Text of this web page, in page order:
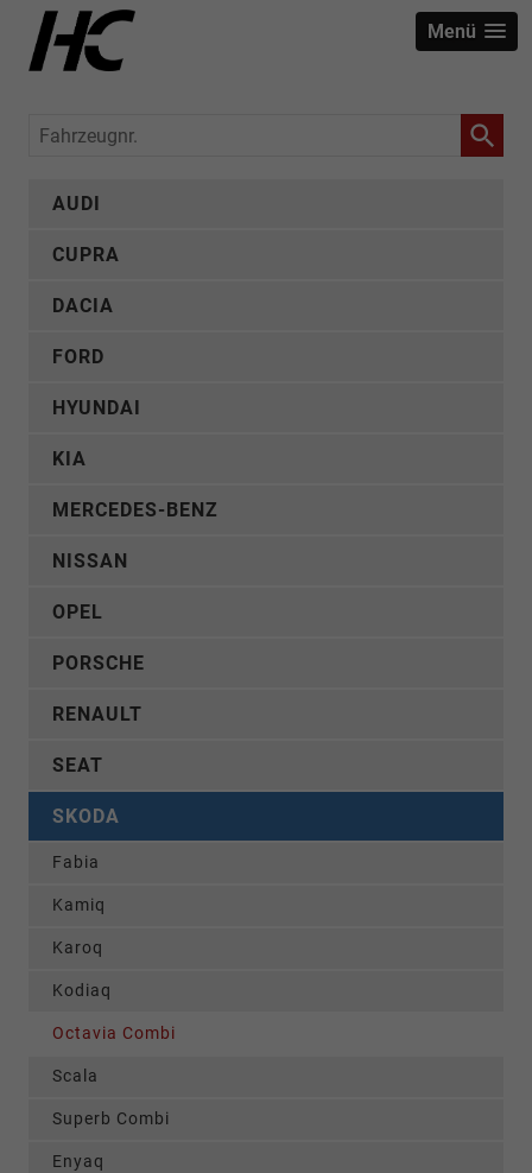
Menü
Fahrzeugnr.
AUDI
CUPRA
DACIA
FORD
HYUNDAI
KIA
MERCEDES-BENZ
NISSAN
OPEL
PORSCHE
RENAULT
SEAT
SKODA
Fabia
Kamiq
Karoq
Kodiaq
Octavia Combi
Scala
Superb Combi
Enyaq